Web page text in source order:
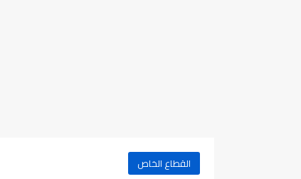
القطاع الخاص